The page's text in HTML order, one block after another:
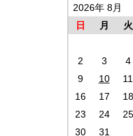
2026年 8月
日
月 火
2
3 4
9
10 11
16
17 18
23
24 25
30
31